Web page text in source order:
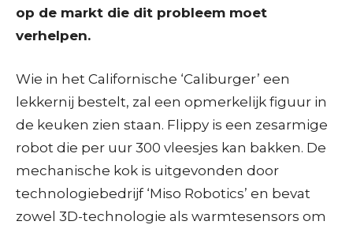
op de markt die dit probleem moet
verhelpen.
Wie in het Californische ‘Caliburger’ een
lekkernij bestelt, zal een opmerkelijk figuur in
de keuken zien staan. Flippy is een zesarmige
robot die per uur 300 vleesjes kan bakken. De
mechanische kok is uitgevonden door
technologiebedrijf ‘Miso Robotics’ en bevat
zowel 3D-technologie als warmtesensors om